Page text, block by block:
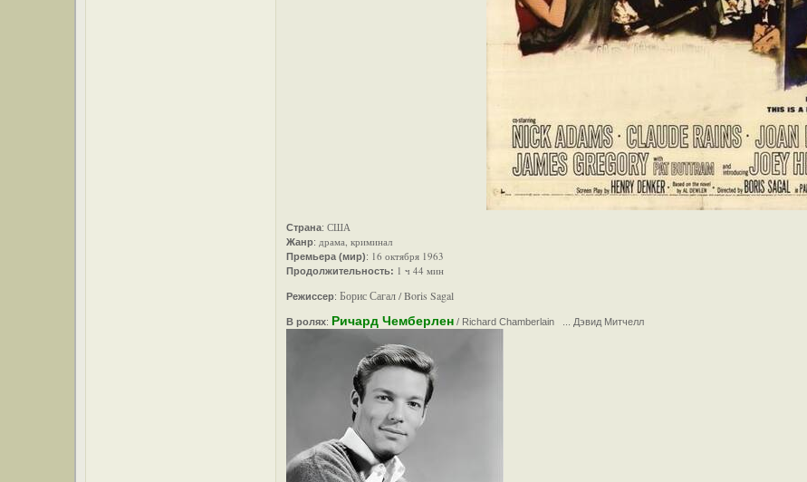
Страна:США
Жанр: драма, криминал
Премьера (мир): 16 октября 1963
Продолжительность: 1 ч 44 мин
Режиссер:Борис Сагал / Boris Sagal
В ролях: Ричард Чемберлен / Richard Chamberlain ... Дэвид Митчелл